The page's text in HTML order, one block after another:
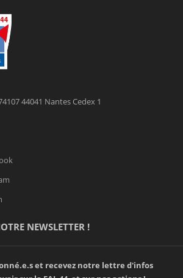
44041 Nantes Cedex 1
NEWSLETTER !
et recevez notre lettre d'infos